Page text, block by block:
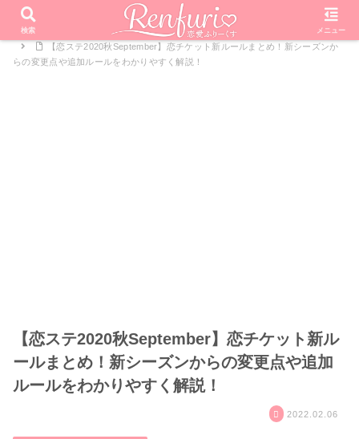
PR
ホーム 恋愛リアリティーショー
恋する♥週末ホームステイ
【恋ステ2020秋September】恋チケット新ルールまとめ！新シーズンか
らの変更点や追加ルールをわかりやすく解説！
【恋ステ2020秋September】恋チケット新ル
ールまとめ！新シーズンからの変更点や追加
ルールをわかりやすく解説！
2022.02.06
検索 メニュー